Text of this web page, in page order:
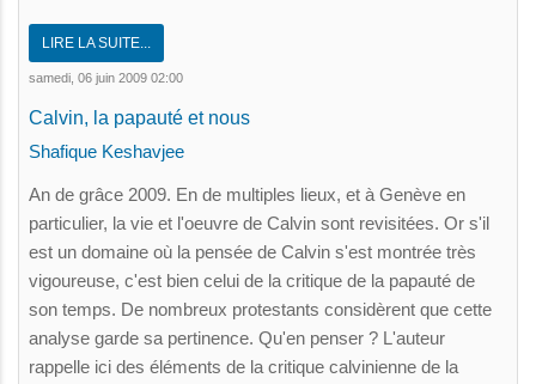
LIRE LA SUITE...
samedi, 06 juin 2009 02:00
Calvin, la papauté et nous
Shafique Keshavjee
An de grâce 2009. En de multiples lieux, et à Genève en
particulier, la vie et l'oeuvre de Calvin sont revisitées. Or s'il
est un domaine où la pensée de Calvin s'est montrée très
vigoureuse, c'est bien celui de la critique de la papauté de
son temps. De nombreux protestants considèrent que cette
analyse garde sa pertinence. Qu'en penser ? L'auteur
rappelle ici des éléments de la critique calvinienne de la